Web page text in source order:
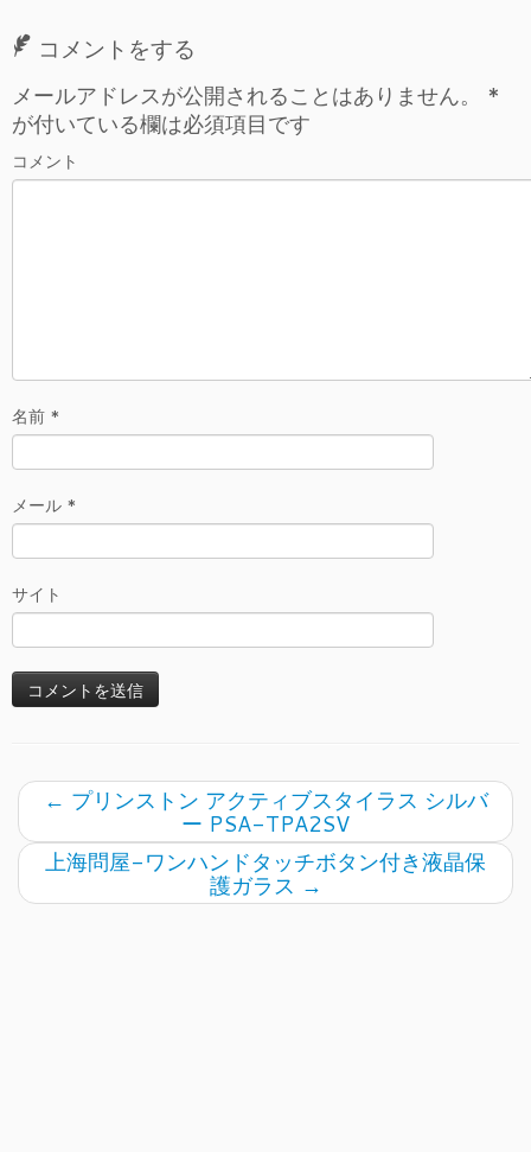
コメントをする
メールアドレスが公開されることはありません。
*
が付いている欄は必須項目です
コメント
名前 *
メール *
サイト
← プリンストン アクティブスタイラス シルバ
ー PSA-TPA2SV
上海問屋-ワンハンドタッチボタン付き液晶保
護ガラス →